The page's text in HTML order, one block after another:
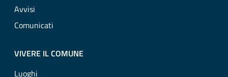
Avvisi
Comunicati
VIVERE IL COMUNE
Luoghi